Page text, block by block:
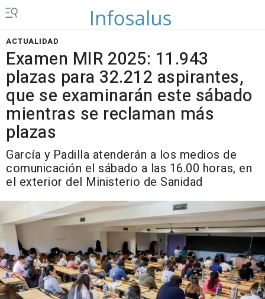
ACTUALIDAD
Examen MIR 2025: 11.943
plazas para 32.212 aspirantes,
que se examinarán este sábado
mientras se reclaman más
plazas
García y Padilla atenderán a los medios de
comunicación el sábado a las 16.00 horas, en
el exterior del Ministerio de Sanidad